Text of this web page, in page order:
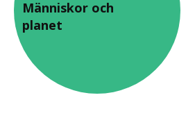
Människor och
planet